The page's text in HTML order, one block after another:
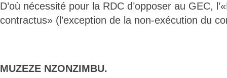
D’où nécessité pour la RDC d’opposer au GEC,
contractus» (l’exception de la non-exécution du
MUZEZE NZONZIMBU.